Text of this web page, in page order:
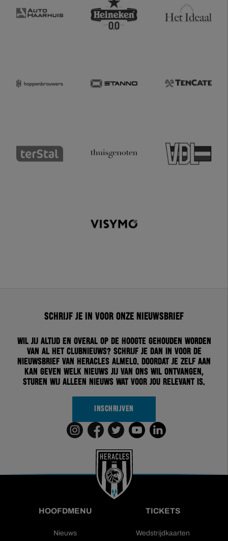
Schrijf je in voor onze nieuwsbrief
Wil jij altijd en overal op de hoogte gehouden worden
van al het clubnieuws? Schrijf je dan in voor de
nieuwsbrief van Heracles Almelo. Doordat je zelf aan
kan geven welk nieuws jij van ons wil ontvangen,
sturen wij alleen nieuws wat voor jou relevant is.
INSCHRIJVEN
HOOFDMENU
Nieuws
TICKETS
Wedstrijdkaarten